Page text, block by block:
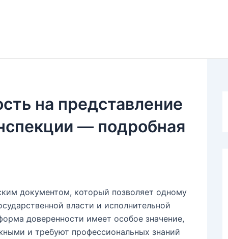
на представление
— подробная
документом, который позволяет одному
власти и исполнительной
доверенности имеет особое значение,
и требуют профессиональных знаний